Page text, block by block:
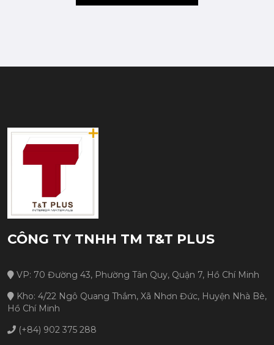
CÔNG TY TNHH TM T&T PLUS
VP: 70 Đường 43, Phường Tân Quy, Quận 7, Hồ Chí Minh
Kho: 4/22 Ngô Quang Thắm, Xã Nhơn Đức, Huyện Nhà Bè,
Hồ Chí Minh
(+84) 902 375 288